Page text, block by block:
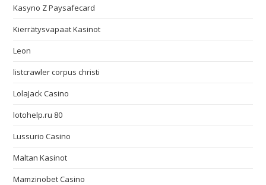
Kasyno Z Paysafecard
Kierrätysvapaat Kasinot
Leon
listcrawler corpus christi
LolaJack Casino
lotohelp.ru 80
Lussurio Casino
Maltan Kasinot
Mamzinobet Casino